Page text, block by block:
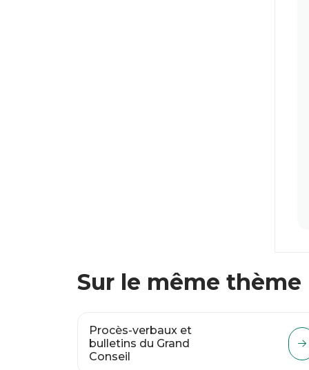
Sur le même thème
Procès-verbaux et
bulletins du Grand
Conseil